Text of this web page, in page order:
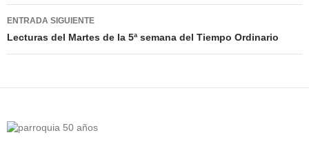
entradas
ENTRADA SIGUIENTE
Lecturas del Martes de la 5ª semana del Tiempo Ordinario